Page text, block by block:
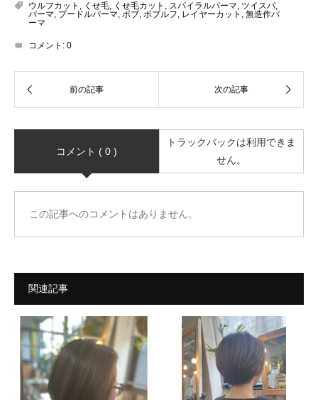
ウルフカット , くせ毛, くせ毛カット , スパイラルパーマ, ツイスパ,
パーマ, プードルパーマ, ボブ, ボブルフ, レイヤーカット , 無造作パ
ーマ
コメント: 0
コメント ( 0 )
トラックバックは利用できま
せん。
この記事へのコメントはありません。
関連記事